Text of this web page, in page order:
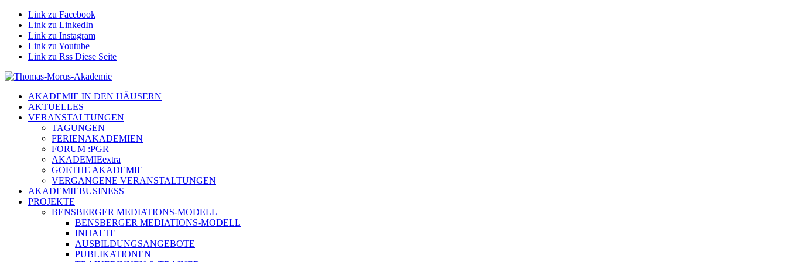
Link zu Facebook
Link zu LinkedIn
Link zu Instagram
Link zu Youtube
Link zu Rss Diese Seite
AKADEMIE IN DEN HÄUSERN
AKTUELLES
VERANSTALTUNGEN
TAGUNGEN
FERIENAKADEMIEN
FORUM :PGR
AKADEMIEextra
GOETHE AKADEMIE
VERGANGENE VERANSTALTUNGEN
AKADEMIEBUSINESS
PROJEKTE
BENSBERGER MEDIATIONS-MODELL
BENSBERGER MEDIATIONS-MODELL
INHALTE
AUSBILDUNGSANGEBOTE
PUBLIKATIONEN